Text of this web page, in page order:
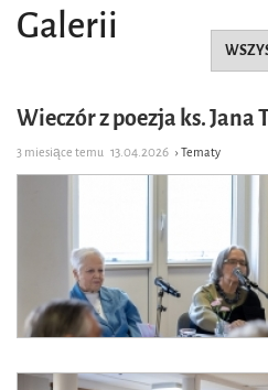
Galerii
Wieczór z poezja ks. Jana
3 miesiące temu 13.04.2026 › Tematy